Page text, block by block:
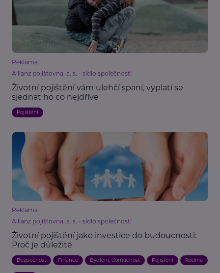
Reklama
Allianz pojišťovna, a. s. - sídlo společnosti
Životní pojištění vám ulehčí spaní, vyplatí se
sjednat ho co nejdříve
Pojištění
Reklama
Allianz pojišťovna, a. s. - sídlo společnosti
Životní pojištění jako investice do budoucnosti:
Proč je důležité
Bezpečnost Finance Bydlení, domácnost Pojištění Rodina